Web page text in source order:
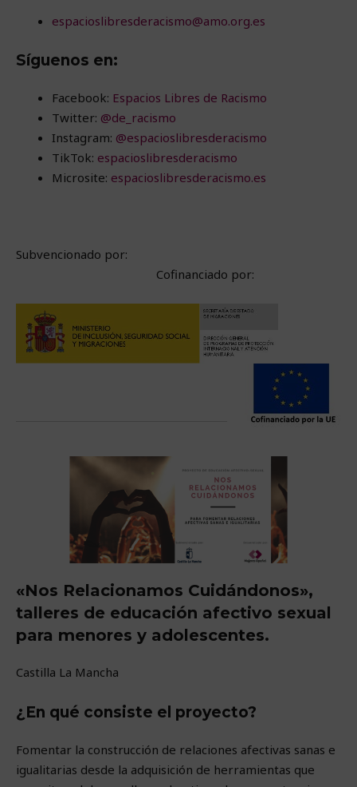
espacioslibresderacismo@amo.org.es
Síguenos en:
Facebook: Espacios Libres de Racismo
Twitter: @de_racismo
Instagram: @espacioslibresderacismo
TikTok: espacioslibresderacismo
Microsite: espacioslibresderacismo.es
Subvencionado por:
Cofinanciado por:
«Nos Relacionamos Cuidándonos»,
talleres de educación afectivo sexual
para menores y adolescentes.
Castilla La Mancha
¿En qué consiste el proyecto?
Fomentar la construcción de relaciones afectivas sanas e
igualitarias desde la adquisición de herramientas que